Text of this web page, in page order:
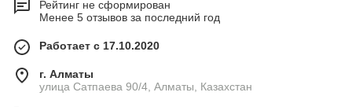
Рейтинг не сформирован
Менее 5 отзывов за последний год
Работает с 17.10.2020
г. Алматы
улица Сатпаева 90/4, Алматы, Казахстан